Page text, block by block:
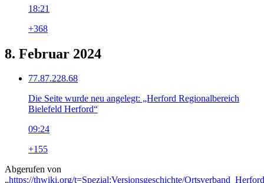
18:21
+368
8. Februar 2024
77.87.228.68
Die Seite wurde neu angelegt: „Herford Regionalbereich
Bielefeld Herford“
09:24
+155
Abgerufen von
„https://thwiki.org/t=Spezial:Versionsgeschichte/Ortsverband_Herford